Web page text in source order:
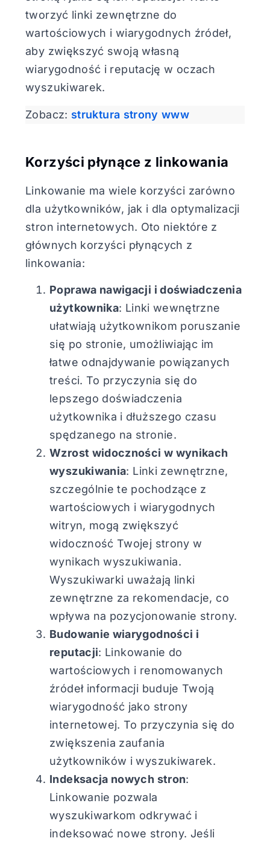
tworzyć linki zewnętrzne do
wartościowych i wiarygodnych źródeł,
aby zwiększyć swoją własną
wiarygodność i reputację w oczach
wyszukiwarek.
Zobacz: struktura strony www
Korzyści płynące z linkowania
Linkowanie ma wiele korzyści zarówno
dla użytkowników, jak i dla optymalizacji
stron internetowych. Oto niektóre z
głównych korzyści płynących z
linkowania:
Poprawa nawigacji i doświadczenia
użytkownika: Linki wewnętrzne
ułatwiają użytkownikom poruszanie
się po stronie, umożliwiając im
łatwe odnajdywanie powiązanych
treści. To przyczynia się do
lepszego doświadczenia
użytkownika i dłuższego czasu
spędzanego na stronie.
Wzrost widoczności w wynikach
wyszukiwania: Linki zewnętrzne,
szczególnie te pochodzące z
wartościowych i wiarygodnych
witryn, mogą zwiększyć
widoczność Twojej strony w
wynikach wyszukiwania.
Wyszukiwarki uważają linki
zewnętrzne za rekomendacje, co
wpływa na pozycjonowanie strony.
Budowanie wiarygodności i
reputacji: Linkowanie do
wartościowych i renomowanych
źródeł informacji buduje Twoją
wiarygodność jako strony
internetowej. To przyczynia się do
zwiększenia zaufania
użytkowników i wyszukiwarek.
Indeksacja nowych stron:
Linkowanie pozwala
wyszukiwarkom odkrywać i
indeksować nowe strony. Jeśli